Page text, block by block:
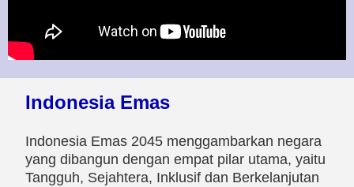
Indonesia Emas
Indonesia Emas 2045 menggambarkan negara
yang dibangun dengan empat pilar utama, yaitu
Tangguh, Sejahtera, Inklusif dan Berkelanjutan